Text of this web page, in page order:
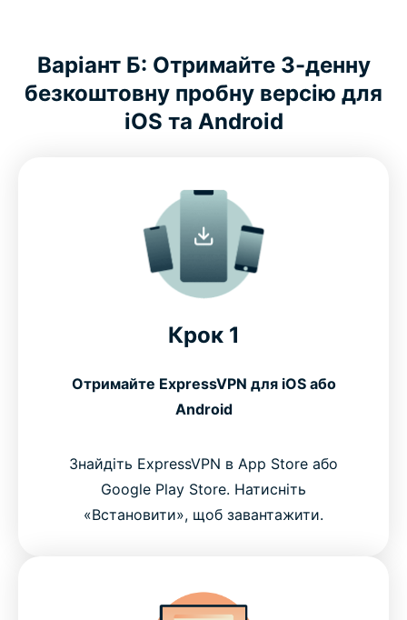
Варіант Б: Отримайте 3-денну
безкоштовну пробну версію для
iOS та Android
Крок 1
Отримайте ExpressVPN для iOS або
Android
Знайдіть ExpressVPN в App Store або
Google Play Store. Натисніть
«Встановити», щоб завантажити.